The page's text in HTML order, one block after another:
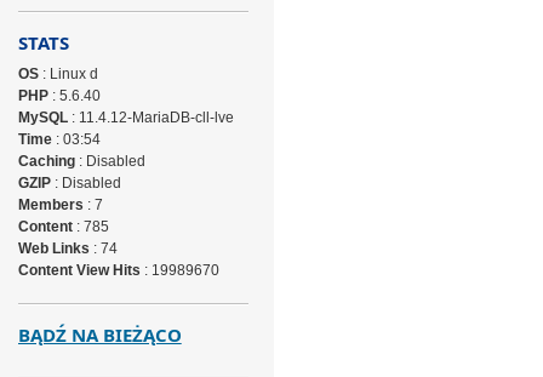
STATS
OS: Linux d
PHP: 5.6.40
MySQL: 11.4.12-MariaDB-cll-lve
Time: 03:54
Caching: Disabled
GZIP: Disabled
Members : 7
Content: 785
Web Links : 74
Content View Hits : 19989670
BĄDŹ NA BIEŻĄCO